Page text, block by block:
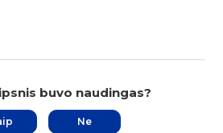
buvo naudingas?
Ne